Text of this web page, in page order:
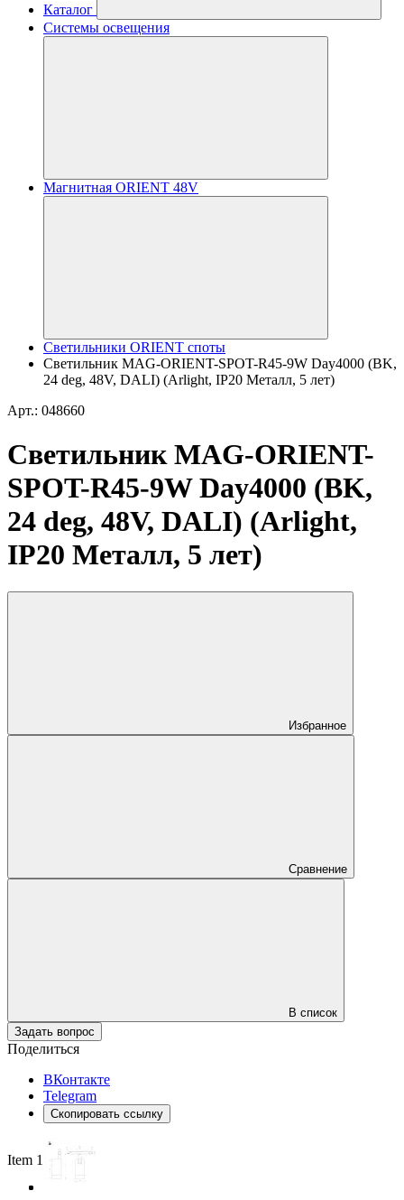
Каталог
Системы освещения
Магнитная ORIENT 48V
Светильники ORIENT споты
Светильник MAG-ORIENT-SPOT-R45-9W Day4000 (BK,
24 deg, 48V, DALI) (Arlight, IP20 Металл, 5 лет)
Арт.: 048660
Светильник MAG-ORIENT-
SPOT-R45-9W Day4000 (BK,
24 deg, 48V, DALI) (Arlight,
IP20 Металл, 5 лет)
Избранное
Сравнение
В список
Задать вопрос
Поделиться
ВКонтакте
Telegram
Скопировать ссылку
Item 1 of 3